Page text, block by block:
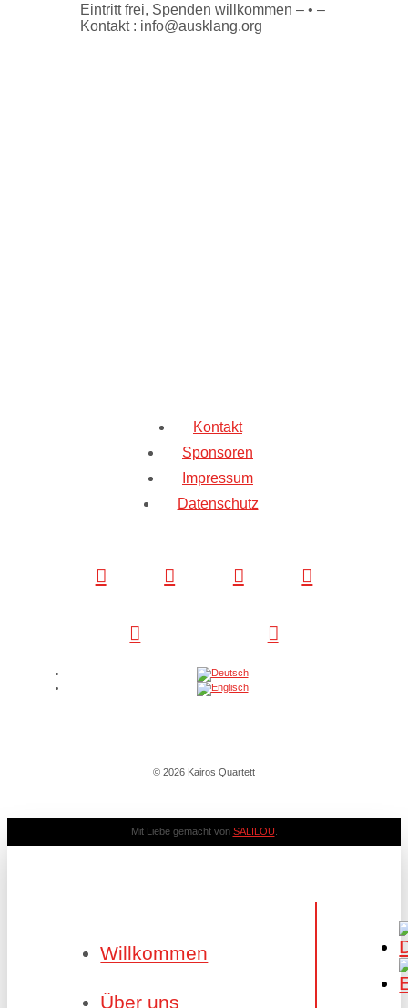
Eintritt frei, Spenden willkommen – • –
Kontakt : info@ausklang.org
Kontakt
Sponsoren
Impressum
Datenschutz
© 2026 Kairos Quartett
Mit Liebe gemacht von SALILOU
Willkommen
Über uns